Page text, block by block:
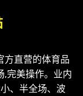
方直营的体育品
,完美操作。业内
、半全场、波